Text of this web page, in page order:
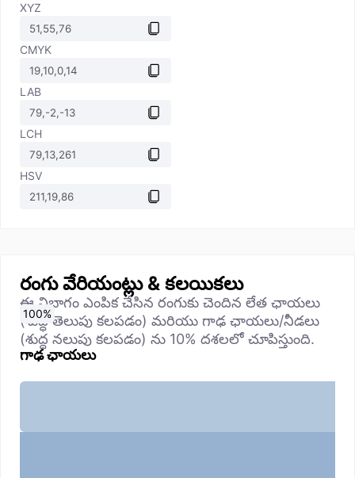
XYZ
CMYK
LAB
LCH
HSV
రంగు వేరియంట్లు & కలయికలు
ఈ విభాగం ఎంపిక చేసిన రంగుకు చెందిన లేత ఛాయలు
(శుద్ధ తెలుపు కలపడం) మరియు గాఢ ఛాయలు/నీడలు
(శుద్ధ నలుపు కలపడం) ను 10% దశలలో చూపిస్తుంది.
గాఢ ఛాయలు
0%
10%
20%
30%
40%
50%
60%
70%
80%
90%
100%